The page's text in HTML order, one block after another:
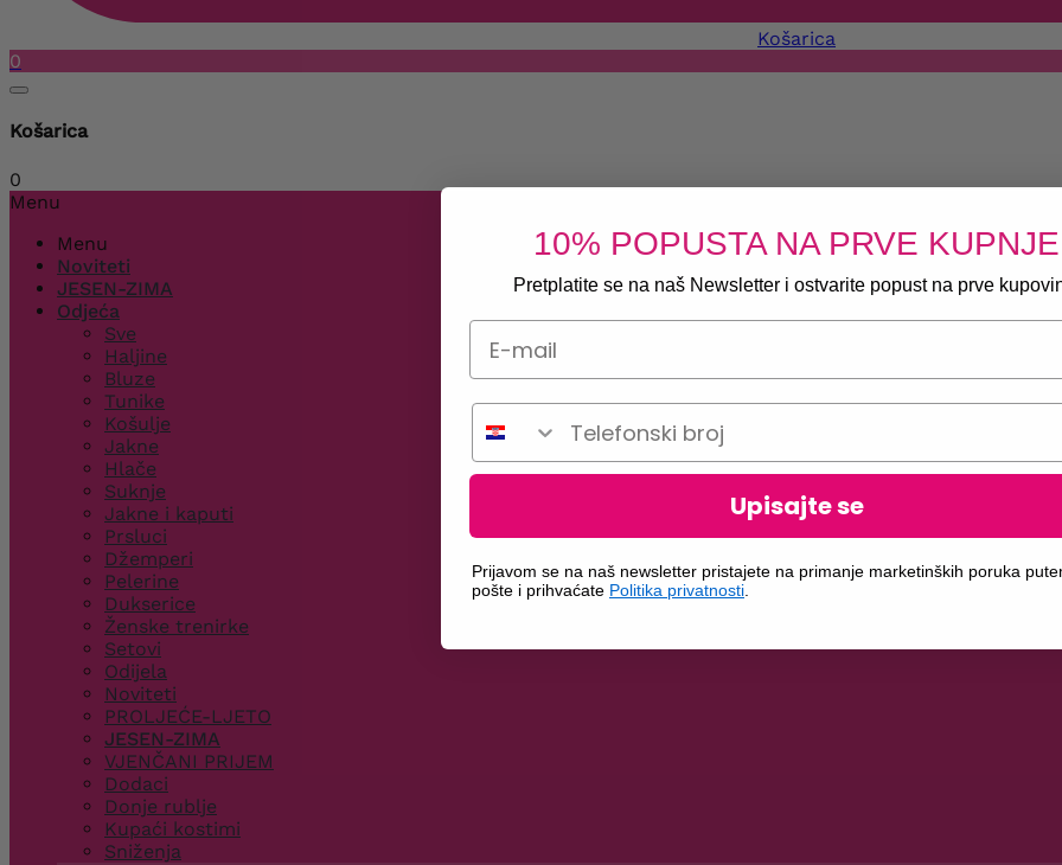
Košarica
0
Košarica
0
Menu
Menu
Noviteti
JESEN-ZIMA
Odjeća
Sve
Haljine
Bluze
Tunike
Košulje
Jakne
Hlače
Suknje
Jakne i kaputi
Prsluci
Džemperi
Pelerine
Dukserice
Ženske trenirke
Setovi
Odijela
Noviteti
PROLJEĆE-LJETO
JESEN-ZIMA
VJENČANI PRIJEM
Dodaci
Donje rublje
Kupaći kostimi
Sniženja
10% POPUSTA NA PRVE KUPNJE
Pretplatite se na naš Newsletter i ostvarite popust na prve
Telefonski broj
Upisajte se
Prijavom se na naš newsletter pristajete na primanje marketinških poruka
pošte i prihvaćate Politika privatnosti